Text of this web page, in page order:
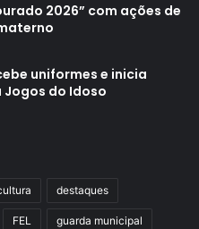
2026” com ações de
uniformes e inicia
do Idoso
destaques
FEL guarda municipal